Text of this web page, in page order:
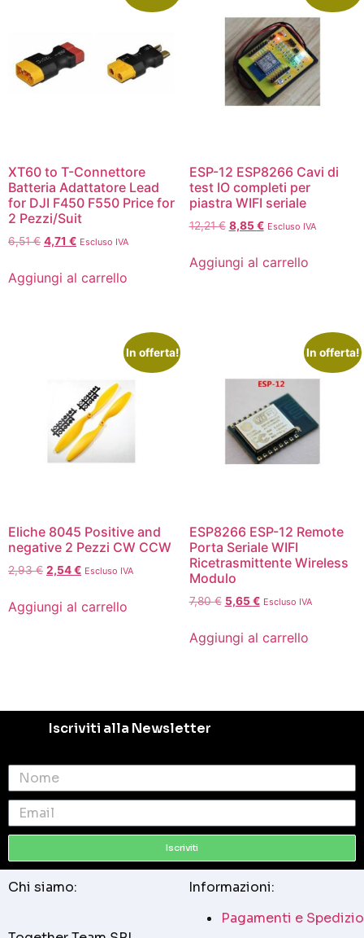
XT60 to T-Connettore
Batteria Adattatore Lead
for DJI F450 F550 Price for
2 Pezzi/Suit
6,51€ 4,71 € Escluso IVA
Aggiungi al carrello
ESP-12 ESP8266 Cavi di
test IO completi per
piastra WIFI seriale
12,21€ 8,85€ Escluso IVA
Aggiungi al carrello
In offerta!
Eliche 8045 Positive and
negative 2 Pezzi CW CCW
2,93€ 2,54€ Escluso IVA
Aggiungi al carrello
In offerta!
ESP8266 ESP-12 Remote
Porta Seriale WIFI
Ricetrasmittente Wireless
Modulo
7,80€ 5,65€ Escluso IVA
Aggiungi al carrello
Iscriviti alla Newsletter
Iscriviti
Chi siamo:
Informazioni:
Pagamenti e